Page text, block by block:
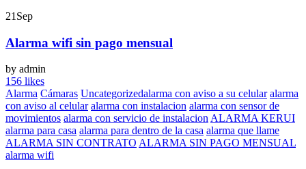
21 Sep
Alarma wifi sin pago mensual
by admin
156 likes
Alarma Cámaras Uncategorizedalarma con aviso a su celular alarma
con aviso al celular alarma con instalacion alarma con sensor de
movimientos alarma con servicio de instalacion ALARMA KERUI
alarma para casa alarma para dentro de la casa alarma que llame
ALARMA SIN CONTRATO ALARMA SIN PAGO MENSUAL
alarma wifi